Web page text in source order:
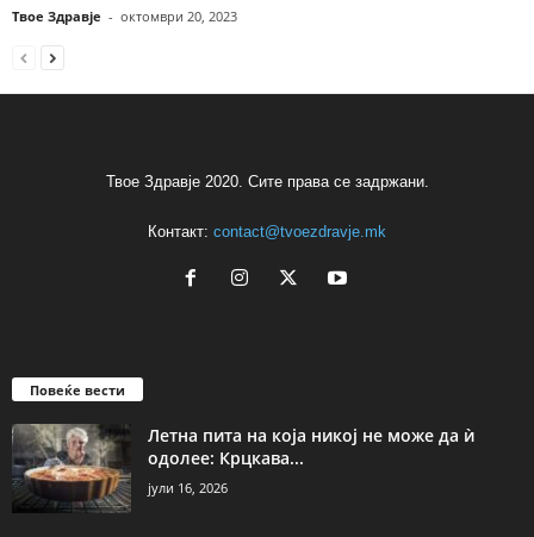
Твое Здравје - октомври 20, 2023
Твое Здравје 2020. Сите права се задржани.
Контакт: contact@tvoezdravje.mk
Повеќе вести
Летна пита на која никој не може да ѝ
одолее: Крцкава...
јули 16, 2026